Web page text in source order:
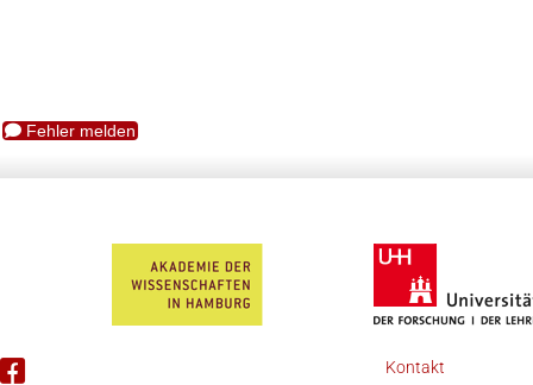
Fehler melden
Kontakt